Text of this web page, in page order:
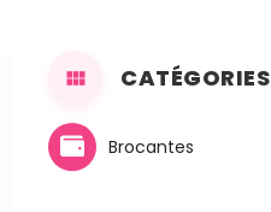
CATÉGORIES
Brocantes